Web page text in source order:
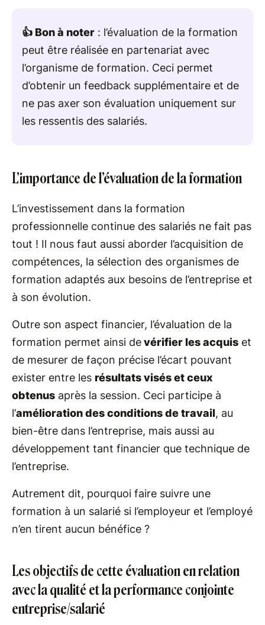
👍 Bon à noter : l’évaluation de la formation
peut être réalisée en partenariat avec
l’organisme de formation. Ceci permet
d’obtenir un feedback supplémentaire et de
ne pas axer son évaluation uniquement sur
les ressentis des salariés.
L’importance de l’évaluation de la formation
L’investissement dans la formation
professionnelle continue des salariés ne fait pas
tout ! Il nous faut aussi aborder l’acquisition de
compétences, la sélection des organismes de
formation adaptés aux besoins de l’entreprise et
à son évolution.
Outre son aspect financier, l’évaluation de la
formation permet ainsi devérifier les acquis et
de mesurer de façon précise l’écart pouvant
exister entre les résultats visés et ceux
obtenus après la session. Ceci participe à
l’amélioration des conditions de travail, au
bien-être dans l’entreprise, mais aussi au
développement tant financier que technique de
l’entreprise.
Autrement dit, pourquoi faire suivre une
formation à un salarié si l’employeur et l’employé
n’en tirent aucun bénéfice ?
Les objectifs de cette évaluation en relation
avec la qualité et la performance conjointe
entreprise/salarié